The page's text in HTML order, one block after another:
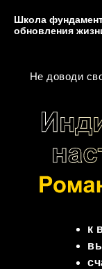
Школа
обновления
Не доводи
к